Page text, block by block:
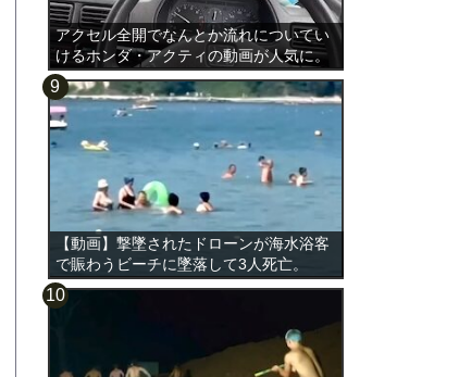
アクセル全開でなんとか流れについてい
けるホンダ・アクティの動画が人気に。
【動画】撃墜されたドローンが海水浴客
で賑わうビーチに墜落して3人死亡。